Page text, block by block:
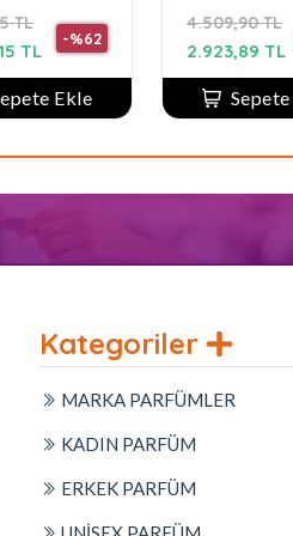
TL
-%62
TL
Ekle
ml Erkek
4.509,90 TL
2.923,89 TL
Kategoriler
MARKA PARFÜMLER
KADIN PARFÜM
ERKEK PARFÜM